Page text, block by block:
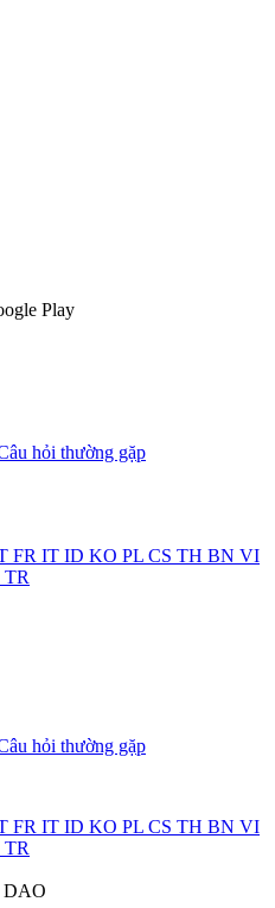
Play
hỏi thường gặp
FR IT ID KO PL CS TH BN VI
TR
hỏi thường gặp
FR IT ID KO PL CS TH BN VI
TR